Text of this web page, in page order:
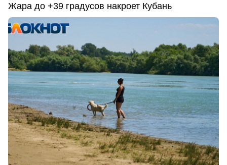
Жара до +39 градусов накроет Кубань